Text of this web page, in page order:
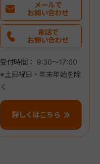
メールで
お問い合わせ
電話で
お問い合わせ
受付時間： 9:30～17:00
※土日祝日・年末年始を除
く
詳しくはこちら